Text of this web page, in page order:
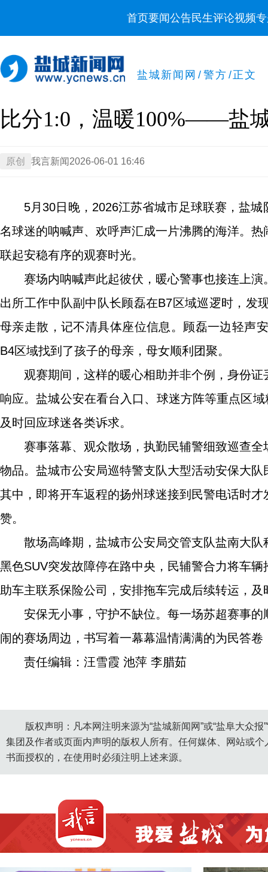
首页要闻公告民生评论视频
盐城新闻网 / 警方 /正文
比分1:0，温暖100%——盐
原创 我言新闻 2026-06-01 16:46
5月30日晚，2026江苏省城市足球联赛，盐
名球迷的呐喊声、欢呼声汇成一片沸腾的海洋。
联起安稳有序的观赛时光。
赛场内呐喊声此起彼伏，暖心警事也接连上
出所工作中队副中队长顾磊在B7区域巡逻时，发
母亲走散，记不清具体座位信息。顾磊一边轻声
B4区域找到了孩子的母亲，母女顺利团聚。
观赛期间，这样的暖心相助并非个例，身份
响应。盐城公安在看台入口、球迷方阵等重点区
及时回应球迷各类诉求。
赛事落幕、观众散场，执勤民辅警细致巡查
物品。盐城市公安局巡特警支队大型活动安保大
其中，即将开车返程的扬州球迷接到民警电话时
赞。
散场高峰期，盐城市公安局交管支队盐南大
黑色SUV突发故障停在路中央，民辅警合力将车
助车主联系保险公司，安排拖车完成后续转运，
安保无小事，守护不缺位。每一场苏超赛事
闹的赛场周边，书写着一幕幕温情满满的为民答
责任编辑：汪雪霞 池萍 李腊茹
版权声明：凡本网注明来源为“盐城新闻网”或“盐阜大众
集团及作者或页面内声明的版权人所有。任何媒体、网站或
书面授权的，在使用时必须注明上述来源。